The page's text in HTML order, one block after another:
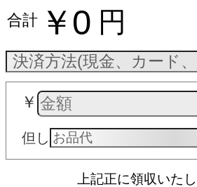
合計 ￥0 円
￥
但し
上記正に領収いた